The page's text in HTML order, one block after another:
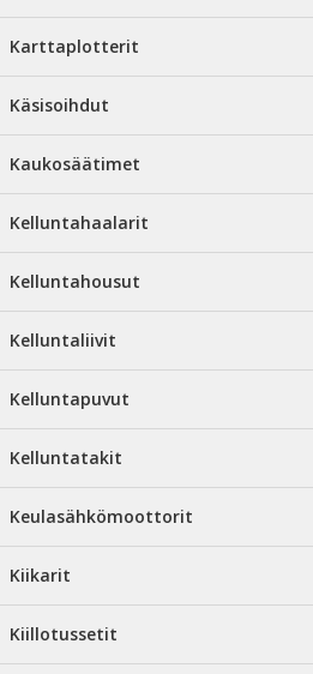
Karttaplotterit
Käsisoihdut
Kaukosäätimet
Kelluntahaalarit
Kelluntahousut
Kelluntaliivit
Kelluntapuvut
Kelluntatakit
Keulasähkömoottorit
Kiikarit
Kiillotussetit